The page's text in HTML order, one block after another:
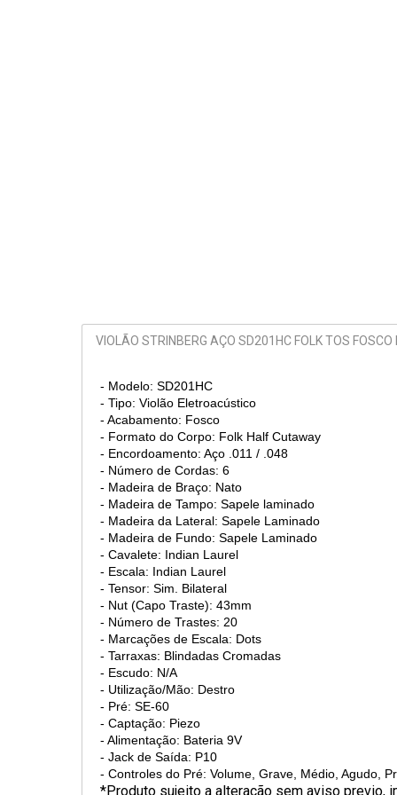
VIOLÃO STRINBERG AÇO SD201HC FOLK TOS FOSCO
- Modelo: SD201HC
- Tipo: Violão Eletroacústico
- Acabamento: Fosco
- Formato do Corpo: Folk Half Cutaway
- Encordoamento: Aço .011 / .048
- Número de Cordas: 6
- Madeira de Braço: Nato
- Madeira de Tampo: Sapele laminado
- Madeira da Lateral: Sapele Laminado
- Madeira de Fundo: Sapele Laminado
- Cavalete: Indian Laurel
- Escala: Indian Laurel
- Tensor: Sim. Bilateral
- Nut (Capo Traste): 43mm
- Número de Trastes: 20
- Marcações de Escala: Dots
- Tarraxas: Blindadas Cromadas
- Escudo: N/A
- Utilização/Mão: Destro
- Pré: SE-60
- Captação: Piezo
- Alimentação: Bateria 9V
- Jack de Saída: P10
- Controles do Pré: Volume, Grave, Médio, Agudo,
*Produto sujeito a alteração sem aviso previo,